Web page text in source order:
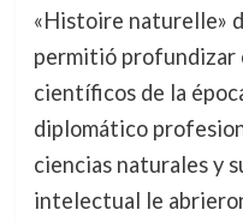
«Histoire naturelle»
permitió profundizar
científicos de la
diplomático
ciencias naturales y
intelectual le